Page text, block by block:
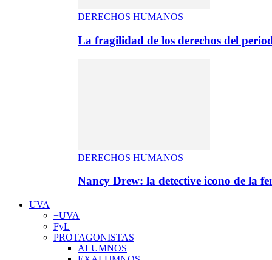
DERECHOS HUMANOS
La fragilidad de los derechos del
DERECHOS HUMANOS
Nancy Drew: la detective icono de la
UVA
+UVA
FyL
PROTAGONISTAS
ALUMNOS